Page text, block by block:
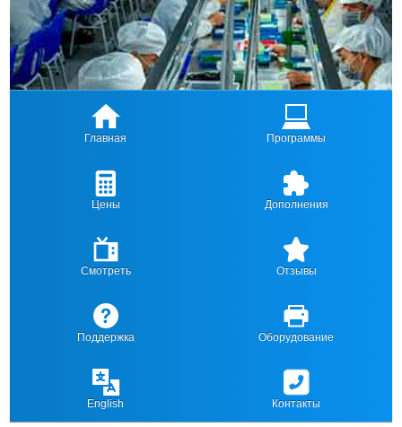
Главная Программы
Цены Дополнения
Смотреть Отзывы
Поддержка Оборудование
English Контакты